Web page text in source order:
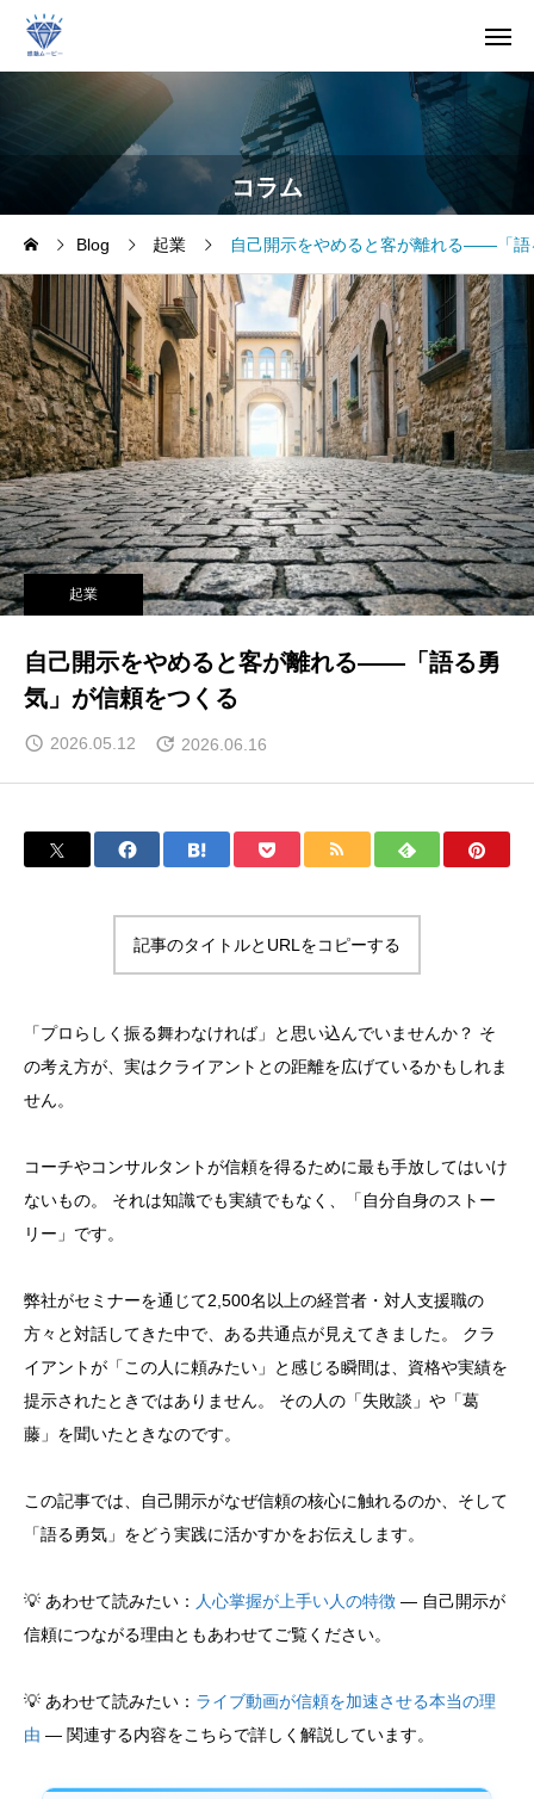
コラム
Blog 起業 自己開示をやめると客が離れる——「語
起業
自己開示をやめると客が離れる——「語る勇
気」が信頼をつくる
2026.05.12 2026.06.16
記事のタイトルとURLをコピーする
「プロらしく振る舞わなければ」と思い込んでいませんか？ そ
の考え方が、実はクライアントとの距離を広げているかもしれま
せん。
コーチやコンサルタントが信頼を得るために最も手放してはいけ
ないもの。 それは知識でも実績でもなく、「自分自身のストー
リー」です。
弊社がセミナーを通じて2,500名以上の経営者・対人支援職の
方々と対話してきた中で、ある共通点が見えてきました。 クラ
イアントが「この人に頼みたい」と感じる瞬間は、資格や実績を
提示されたときではありません。 その人の「失敗談」や「葛
藤」を聞いたときなのです。
この記事では、自己開示がなぜ信頼の核心に触れるのか、そして
「語る勇気」をどう実践に活かすかをお伝えします。
💡 あわせて読みたい： 人心掌握が上手い人の特徴 — 自己開示が
信頼につながる理由ともあわせてご覧ください。
💡 あわせて読みたい： ライブ動画が信頼を加速させる本当の理
由 — 関連する内容をこちらで詳しく解説しています。